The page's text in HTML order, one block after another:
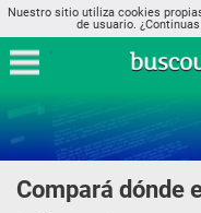
Nuestro sitio utiliza cookies
de usuario.
Compará dónde